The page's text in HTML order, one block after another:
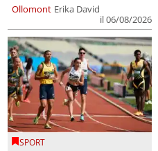
Ollomont Erika David
il 06/08/2026
SPORT